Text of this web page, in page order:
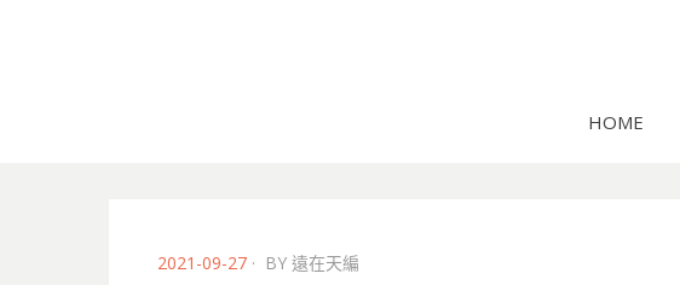
HOME
POSTED
2021-09-27 BY 遠在天編